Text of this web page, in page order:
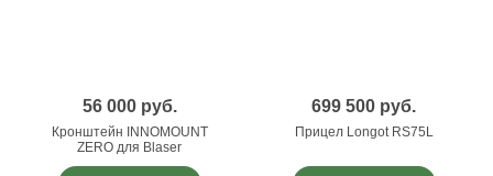
56 000 руб.
Кронштейн INNOMOUNT
ZERO для Blaser
699 500 руб.
Прицел Longot RS75L